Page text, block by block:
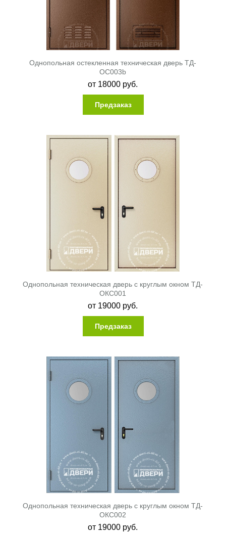
Однопольная остекленная техническая дверь ТД-
ОС003b
от 18000 руб.
Предзаказ
Однопольная техническая дверь с круглым окном ТД-
ОКС001
от 19000 руб.
Предзаказ
Однопольная техническая дверь с круглым окном ТД-
ОКС002
от 19000 руб.